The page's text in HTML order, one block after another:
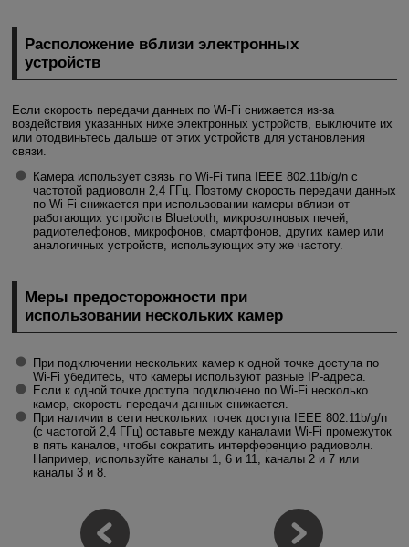
Расположение вблизи электронных
устройств
Если скорость передачи данных по Wi-Fi снижается из-за
воздействия указанных ниже электронных устройств, выключите их
или отодвиньтесь дальше от этих устройств для установления
связи.
Камера использует связь по Wi-Fi типа IEEE 802.11b/g/n с
частотой радиоволн 2,4 ГГц. Поэтому скорость передачи данных
по Wi-Fi снижается при использовании камеры вблизи от
работающих устройств Bluetooth, микроволновых печей,
радиотелефонов, микрофонов, смартфонов, других камер или
аналогичных устройств, использующих эту же частоту.
Меры предосторожности при
использовании нескольких камер
При подключении нескольких камер к одной точке доступа по
Wi-Fi убедитесь, что камеры используют разные IP-адреса.
Если к одной точке доступа подключено по Wi-Fi несколько
камер, скорость передачи данных снижается.
При наличии в сети нескольких точек доступа IEEE 802.11b/g/n
(с частотой 2,4 ГГц) оставьте между каналами Wi-Fi промежуток
в пять каналов, чтобы сократить интерференцию радиоволн.
Например, используйте каналы 1, 6 и 11, каналы 2 и 7 или
каналы 3 и 8.